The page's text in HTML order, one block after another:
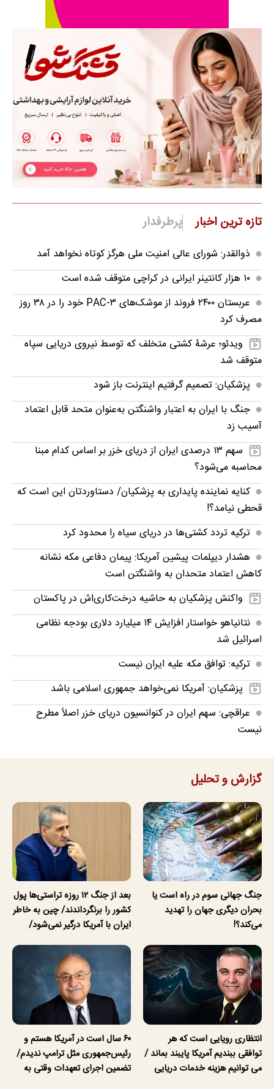
تازه ترین اخبار پرطرفدار
ذوالقدر: شورای عالی امنیت ملی هرگز کوتاه نخواهد آمد
۱۰ هزار کانتینر ایرانی در کراچی متوقف شده است
عربستان ۲۴۰۰ فروند از موشک‌های PAC-۳ خود را در ۳۸ روز
مصرف کرد
ویدئو؛ عرشۀ کشتی متخلف که توسط نیروی دریایی سپاه
متوقف شد
پزشکیان: تصمیم گرفتیم اینترنت باز شود
جنگ با ایران به اعتبار واشنگتن به‌عنوان متحد قابل اعتماد
آسیب زد
سهم ۱۳ درصدی ایران از دریای خزر بر اساس کدام مبنا
محاسبه می‌شود؟
کنایه نماینده پایداری به پزشکیان/ دستاوردتان این است که
قحطی نیامد؟!
ترکیه تردد کشتی‌ها در دریای سیاه را محدود کرد
هشدار دیپلمات پیشین آمریکا: پیمان دفاعی مکه نشانه
کاهش اعتماد متحدان به واشنگتن است
واکنش پزشکیان به حاشیه درخت‌کاری‌اش در پاکستان
نتانیاهو خواستار افزایش ۱۴ میلیارد دلاری بودجه نظامی
اسرائیل شد
ترکیه: توافق مکه علیه ایران نیست
پزشکیان: آمریکا نمی‌خواهد جمهوری اسلامی باشد
عراقچی: سهم ایران در کنوانسیون دریای خزر اصلاً مطرح
نیست
گزارش و تحلیل
جنگ جهانی سوم در راه است یا
بحران دیگری جهان را تهدید
می‌کند؟!
بعد از جنگ ۱۲ روزه تراستی‌ها پول
کشور را برنگرداندند/ چین به خاطر
ایران با آمریکا درگیر نمی‌شود/
کشور در جنگ آسیب دید/حدود
۶۰ روز توانایی ذخیره نفت در
محاصره را داریم
انتظاری رویایی است که هر
توافقی ببندیم آمریکا پایبند بماند /
می توانیم هزینه خدمات دریایی
۶۰ سال است در آمریکا هستم و
رئیس‌جمهوری مثل ترامپ ندیدم/
تضمین اجرای تعهدات وقتی به